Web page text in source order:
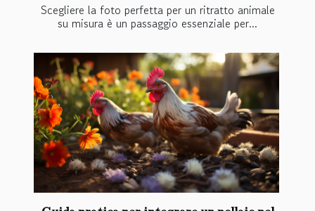
Scegliere la foto perfetta per un ritratto animale
su misura è un passaggio essenziale per...